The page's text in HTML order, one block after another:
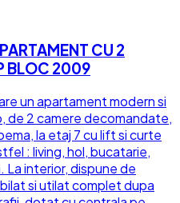
CU 2
BLOC 2009
un apartament modern si
de 2 camere decomandate,
la etaj 7 cu lift si curte
: living, hol, bucatarie,
La interior, dispune de
si utilat complet dupa